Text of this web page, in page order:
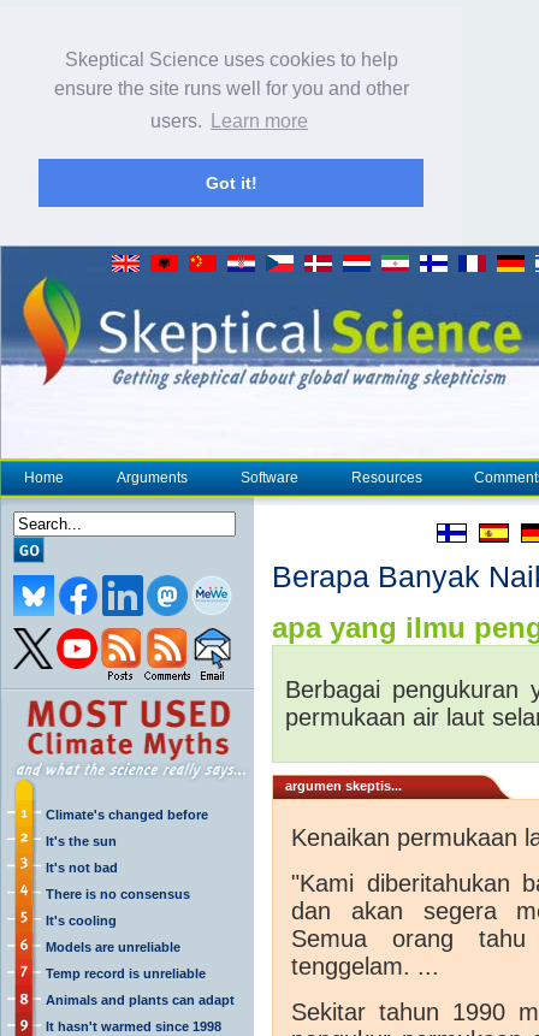
Skeptical Science uses cookies to help
ensure the site runs well for you and other
users.
Learn more
Got it!
Home Arguments Software Resources
Climate's changed before
It's the sun
It's not bad
There is no consensus
It's cooling
Models are unreliable
Temp record is unreliable
Animals and plants can adapt
It hasn't warmed since 1998
Berapa Banyak
apa yang ilmu
Berbagai pengukuran
permukaan air laut
argumen skeptis...
Kenaikan permukaan
"Kami diberitahukan
dan akan segera
Semua orang
tenggelam. ...
Sekitar tahun 1990